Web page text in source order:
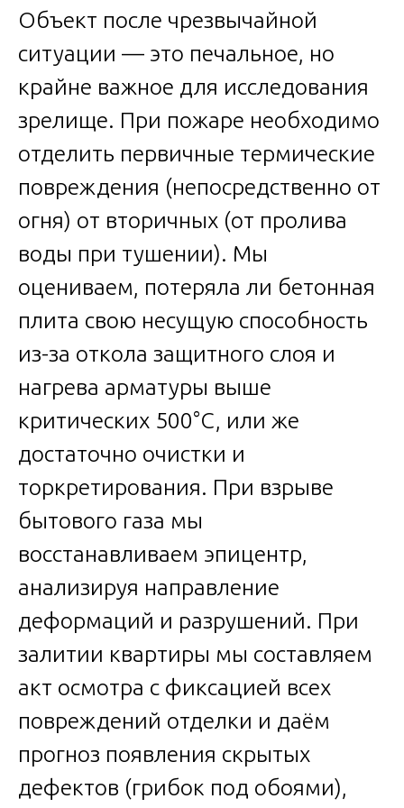
Объект после чрезвычайной
ситуации — это печальное, но
крайне важное для исследования
зрелище. При пожаре необходимо
отделить первичные термические
повреждения (непосредственно от
огня) от вторичных (от пролива
воды при тушении). Мы
оцениваем, потеряла ли бетонная
плита свою несущую способность
из-за откола защитного слоя и
нагрева арматуры выше
критических 500°C, или же
достаточно очистки и
торкретирования. При взрыве
бытового газа мы
восстанавливаем эпицентр,
анализируя направление
деформаций и разрушений. При
залитии квартиры мы составляем
акт осмотра с фиксацией всех
повреждений отделки и даём
прогноз появления скрытых
дефектов (грибок под обоями),